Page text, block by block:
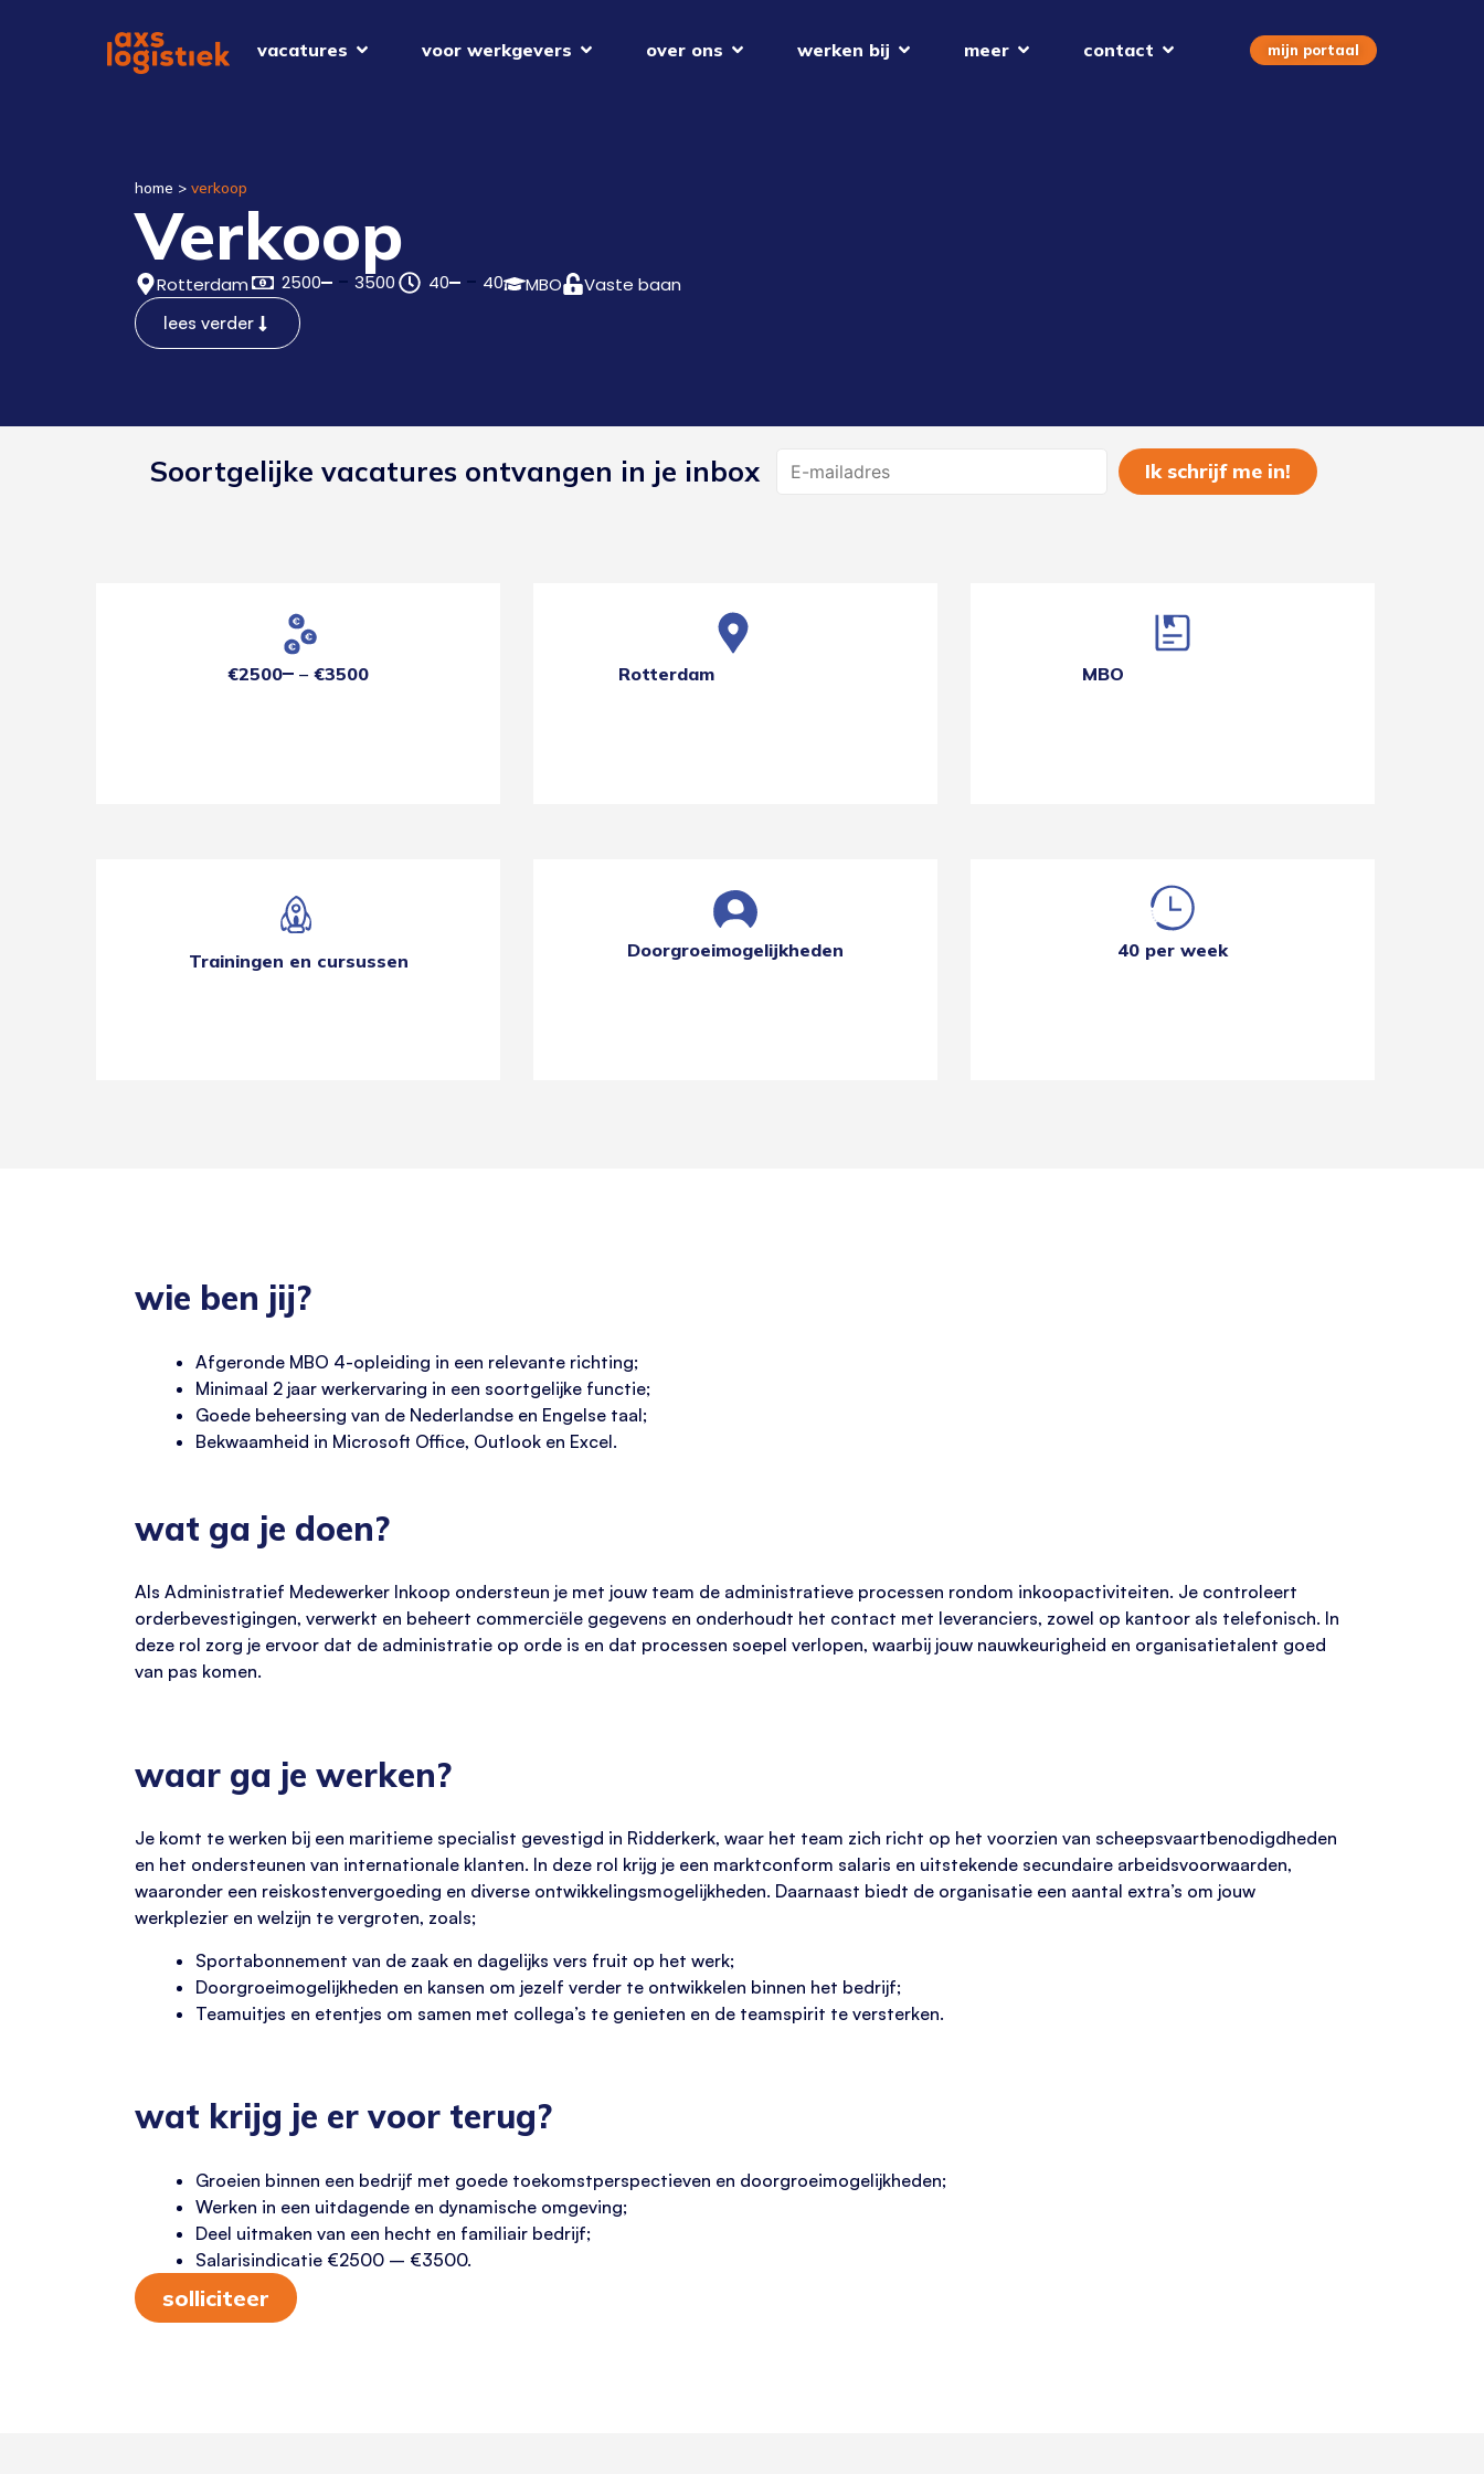
vacatures voor werkgevers over ons werken bij meer contact mijn portaal
home > verkoop
Verkoop
Rotterdam 2500 3500 40 40 MBO Vaste baan
lees verder
Soortgelijke vacatures ontvangen in je inbox
€2500 €3500 Rotterdam MBO
Trainingen en cursussen Doorgroeimogelijkheden 40 per week
wie ben jij?
Afgeronde MBO 4-opleiding in een relevante richting;
Minimaal 2 jaar werkervaring in een soortgelijke functie;
Goede beheersing van de Nederlandse en Engelse taal;
Bekwaamheid in Microsoft Office, Outlook en Excel.
wat ga je doen?
Als Administratief Medewerker Inkoop ondersteun je met jouw team de administratieve processen rondom inkoopactiviteiten. Je controleert
orderbevestigingen, verwerkt en beheert commerciële gegevens en onderhoudt het contact met leveranciers, zowel op kantoor als telefonisch. In
deze rol zorg je ervoor dat de administratie op orde is en dat processen soepel verlopen, waarbij jouw nauwkeurigheid en organisatietalent goed
van pas komen.
waar ga je werken?
Je komt te werken bij een maritieme specialist gevestigd in Ridderkerk, waar het team zich richt op het voorzien van scheepsvaartbenodigdheden
en het ondersteunen van internationale klanten. In deze rol krijg je een marktconform salaris en uitstekende secundaire arbeidsvoorwaarden,
waaronder een reiskostenvergoeding en diverse ontwikkelingsmogelijkheden. Daarnaast biedt de organisatie een aantal extra’s om jouw
werkplezier en welzijn te vergroten, zoals;
Sportabonnement van de zaak en dagelijks vers fruit op het werk;
Doorgroeimogelijkheden en kansen om jezelf verder te ontwikkelen binnen het bedrijf;
Teamuitjes en etentjes om samen met collega’s te genieten en de teamspirit te versterken.
wat krijg je er voor terug?
Groeien binnen een bedrijf met goede toekomstperspectieven en doorgroeimogelijkheden;
Werken in een uitdagende en dynamische omgeving;
Deel uitmaken van een hecht en familiair bedrijf;
Salarisindicatie €2500 – €3500.
solliciteer